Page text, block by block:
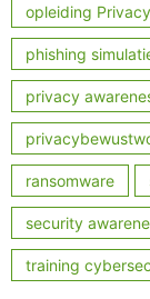
opleiding
phishing
privacy
ransomware
security
training